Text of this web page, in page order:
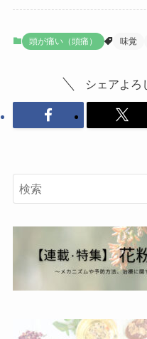
頭が痛い（頭痛） 味覚
シェアよろ